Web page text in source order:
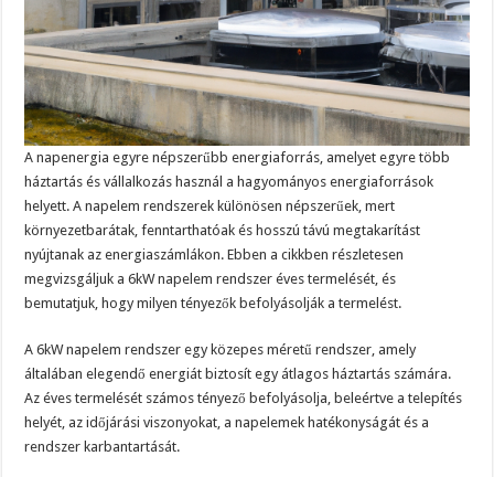
A napenergia egyre népszerűbb energiaforrás, amelyet egyre több
háztartás és vállalkozás használ a hagyományos energiaforrások
helyett. A napelem rendszerek különösen népszerűek, mert
környezetbarátak, fenntarthatóak és hosszú távú megtakarítást
nyújtanak az energiaszámlákon. Ebben a cikkben részletesen
megvizsgáljuk a 6kW napelem rendszer éves termelését, és
bemutatjuk, hogy milyen tényezők befolyásolják a termelést.
A 6kW napelem rendszer egy közepes méretű rendszer, amely
általában elegendő energiát biztosít egy átlagos háztartás számára.
Az éves termelését számos tényező befolyásolja, beleértve a telepítés
helyét, az időjárási viszonyokat, a napelemek hatékonyságát és a
rendszer karbantartását.